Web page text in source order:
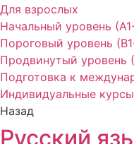
Для взрослых
Начальный уровень
Пороговый уровень
Продвинутый уровень
Подготовка к
Индивидуальные курсы
Назад
Русский